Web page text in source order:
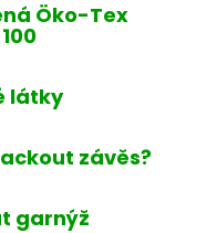
Öko-Tex
látky
závěs?
garnýž